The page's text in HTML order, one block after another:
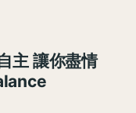
主 讓你盡情